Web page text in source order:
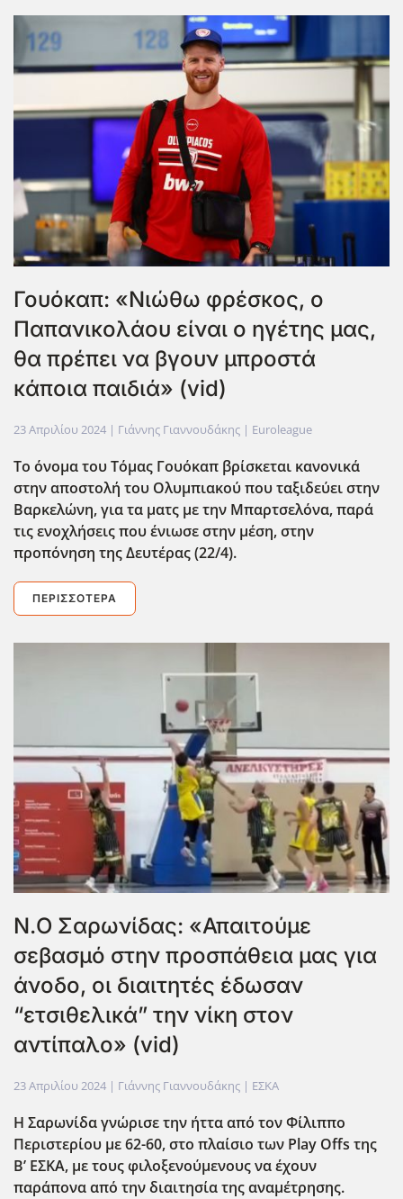
Γουόκαπ: «Νιώθω φρέσκος, ο
Παπανικολάου είναι ο ηγέτης μας,
θα πρέπει να βγουν μπροστά
κάποια παιδιά» (vid)
23 Απριλίου 2024 | Γιάννης Γιαννουδάκης | Euroleague
Το όνομα του Τόμας Γουόκαπ βρίσκεται κανονικά
στην αποστολή του Ολυμπιακού που ταξιδεύει στην
Βαρκελώνη, για τα ματς με την Μπαρτσελόνα, παρά
τις ενοχλήσεις που ένιωσε στην μέση, στην
προπόνηση της Δευτέρας (22/4).
ΠΕΡΙΣΣΌΤΕΡΑ
Ν.Ο Σαρωνίδας: «Απαιτούμε
σεβασμό στην προσπάθεια μας για
άνοδο, οι διαιτητές έδωσαν
“ετσιθελικά” την νίκη στον
αντίπαλο» (vid)
23 Απριλίου 2024 | Γιάννης Γιαννουδάκης | ΕΣΚΑ
Η Σαρωνίδα γνώρισε την ήττα από τον Φίλιππο
Περιστερίου με 62-60, στο πλαίσιο των Play Offs της
Β’ ΕΣΚΑ, με τους φιλοξενούμενους να έχουν
παράπονα από την διαιτησία της αναμέτρησης.